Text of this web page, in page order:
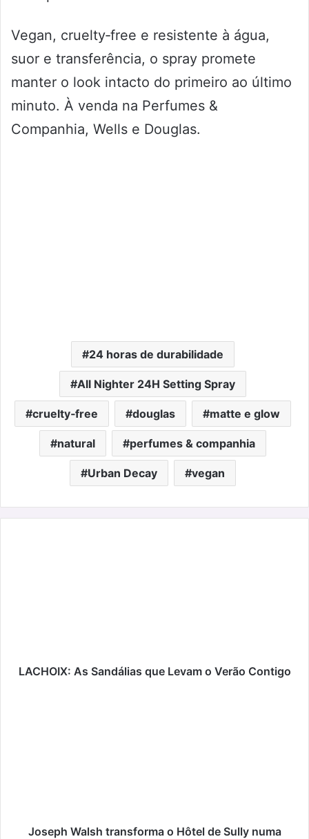
Vegan, cruelty‑free e resistente à água,
suor e transferência, o spray promete
manter o look intacto do primeiro ao último
minuto. À venda na Perfumes &
Companhia, Wells e Douglas.
24 horas de durabilidade
All Nighter 24H Setting Spray
cruelty‑free douglas matte e glow
natural perfumes & companhia
Urban Decay vegan
LACHOIX: As Sandálias que Levam o Verão Contigo
Joseph Walsh transforma o Hôtel de Sully numa